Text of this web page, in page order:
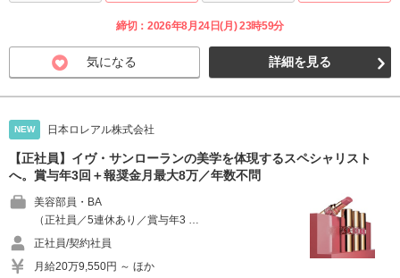
締切：2026年8月24日(月) 23時59分
気になる 詳細を見る
NEW 日本ロレアル株式会社
【正社員】イヴ・サンローランの美学を体現するスペシャリスト
へ。賞与年3回＋報奨金月最大8万／年数不問
美容部員・BA
（正社員／5連休あり／賞与年3 …
正社員/契約社員
月給20万9,550円 ～ ほか